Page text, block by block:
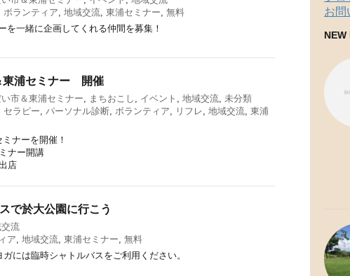
ボランティア, 地域交流, 東浦セミナー, 無料
を一緒に企画してくれる仲間を募集！
浦セミナー 開催
市＆東浦セミナー, まちおこし , イベント , 地域交流, 未分類
セラピー, パーソナル診断, ボランティア, リフレ, 地域交流, 東浦
ナーを開催！
ナー開講
店
で於大公園に行こう
流
ア, 地域交流, 東浦セミナー, 無料
には臨時シャトルバスをご利用ください。
お問
NEW